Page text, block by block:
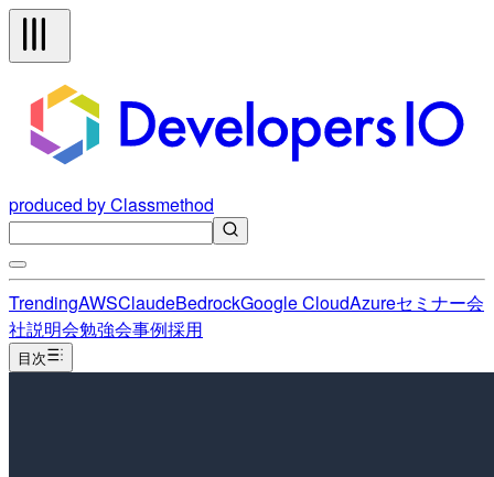
produced by Classmethod
TrendingAWSClaudeBedrockGoogle CloudAzureセミナー会
社説明会勉強会事例採用
目次